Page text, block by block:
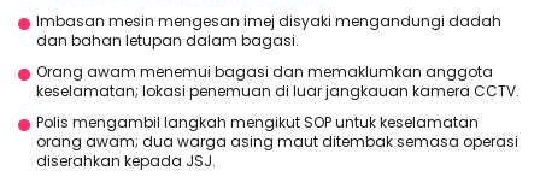
Imbasan mesin mengesan imej disyaki mengandungi dadah
dan bahan letupan dalam bagasi.
Orang awam menemui bagasi dan memaklumkan anggota
keselamatan; lokasi penemuan di luar jangkauan kamera CCTV.
Polis mengambil langkah mengikut SOP untuk keselamatan
orang awam; dua warga asing maut ditembak semasa operasi
diserahkan kepada JSJ.